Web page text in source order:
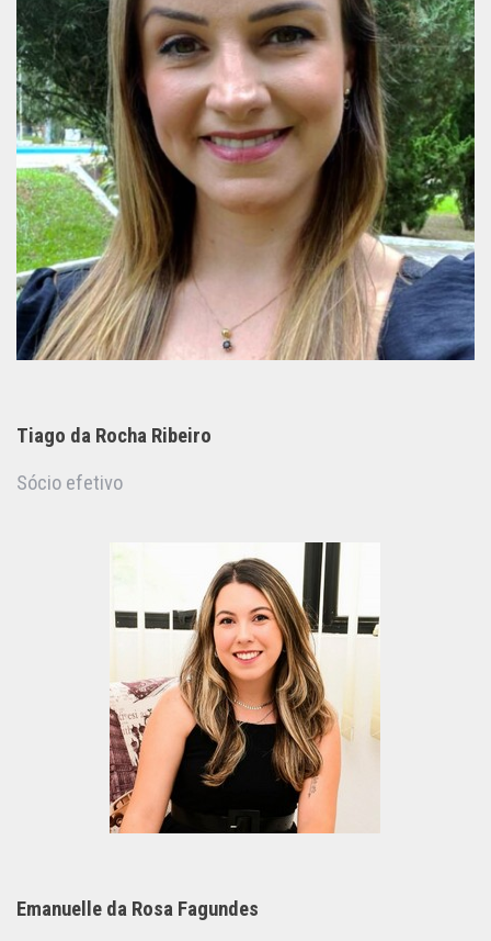
Tiago da Rocha Ribeiro
Sócio efetivo
Emanuelle da Rosa Fagundes